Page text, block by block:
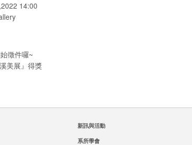
14:00
徵件囉~
美展』得獎
新訊與活動
系所學會